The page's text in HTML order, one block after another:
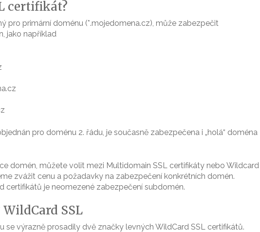
certifikát?
pro primární doménu (*.mojedomena.cz), může zabezpečit
jako například
pro doménu 2. řádu, je současně zabezpečena i „holá“ doména
domén, můžete volit mezi Multidomain SSL certifikáty nebo Wildcard
zvážit cenu a požadavky na zabezpečení konkrétních domén.
certifikátů je neomezené zabezpečení subdomén.
SSL
se výrazně prosadily dvě značky levných WildCard SSL certifikátů.